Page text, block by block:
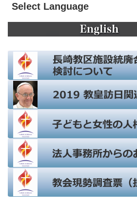
Select Language